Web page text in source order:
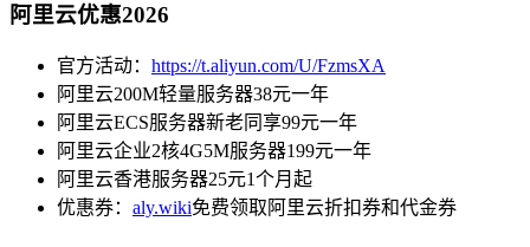
阿里云优惠2026
官方活动： https://t.aliyun.com/U/FzmsXA
阿里云200M轻量服务器38元一年
阿里云ECS服务器新老同享99元一年
阿里云企业2核4G5M服务器199元一年
阿里云香港服务器25元1个月起
优惠券： aly.wiki免费领取阿里云折扣券和代金券